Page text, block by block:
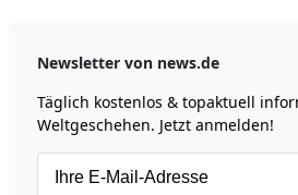
Newsletter von news.de
Täglich kostenlos & topaktuell
Weltgeschehen. Jetzt anmelden!